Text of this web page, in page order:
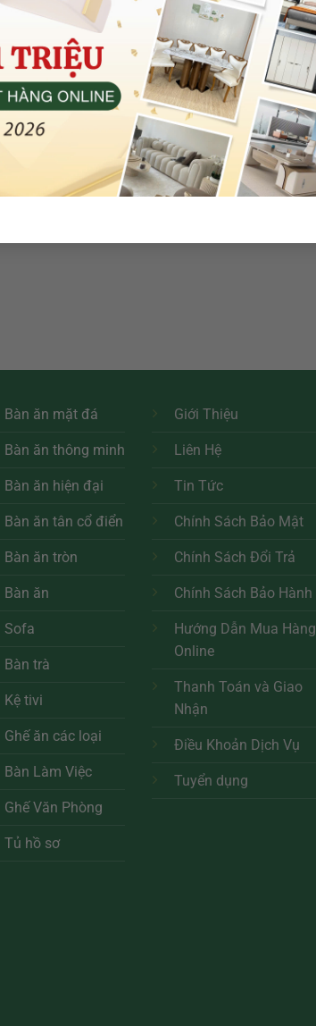
Bàn ăn mặt đá
Bàn ăn thông minh
Bàn ăn hiện đại
Bàn ăn tân cổ điển
Bàn ăn tròn
Bàn ăn
Sofa
Bàn trà
Kệ tivi
Ghế ăn các loại
Bàn Làm Việc
Ghế Văn Phòng
Tủ hồ sơ
Giới Thiệu
Liên Hệ
Tin Tức
Chính Sách Bảo Mật
Chính Sách Đổi Trả
Chính Sách Bảo Hành
Hướng Dẫn Mua Hàng
Online
Thanh Toán và Giao
Nhận
Điều Khoản Dịch Vụ
Tuyển dụng